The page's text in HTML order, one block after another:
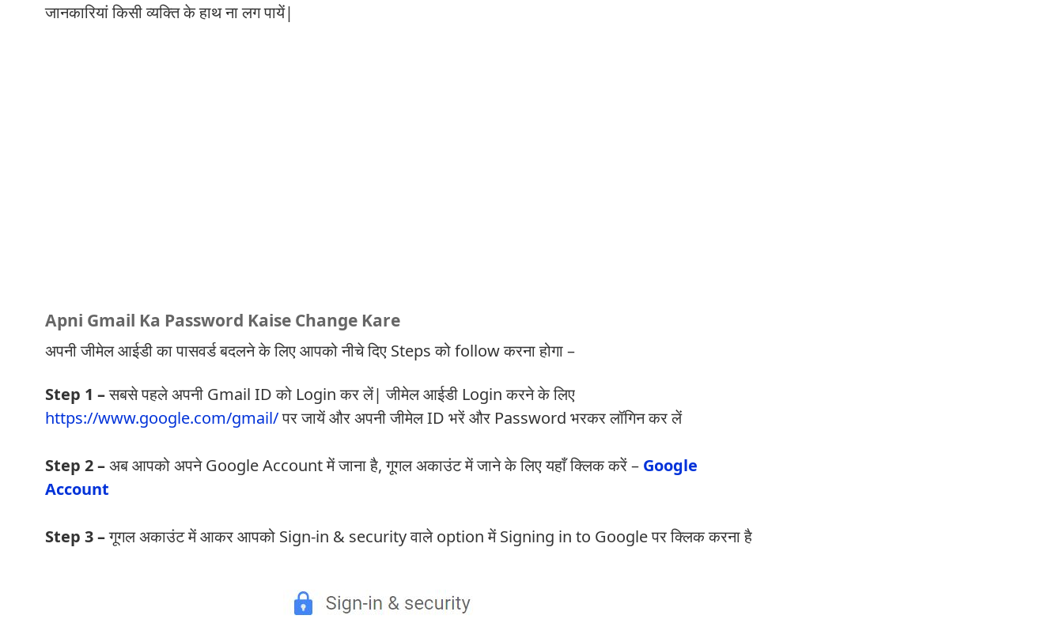
जानकारियां किसी व्यक्ति के हाथ ना लग पायें|
Apni Gmail Ka Password Kaise Change Kare
अपनी जीमेल आईडी का पासवर्ड बदलने के लिए आपको नीचे दिए Steps को follow करना होगा –
Step 1 –सबसे पहले अपनी Gmail ID को Login कर लें| जीमेल आईडी Login करने के लिए
https://www.google.com/gmail/पर जायें और अपनी जीमेल ID भरें और Password भरकर लॉगिन कर लें
Step 2 –अब आपको अपने Google Account में जाना है, गूगल अकाउंट में जाने के लिए यहाँ क्लिक करें – Google
Account
Step 3 –गूगल अकाउंट में आकर आपको Sign-in & security वाले option में Signing in to Google पर क्लिक करना है